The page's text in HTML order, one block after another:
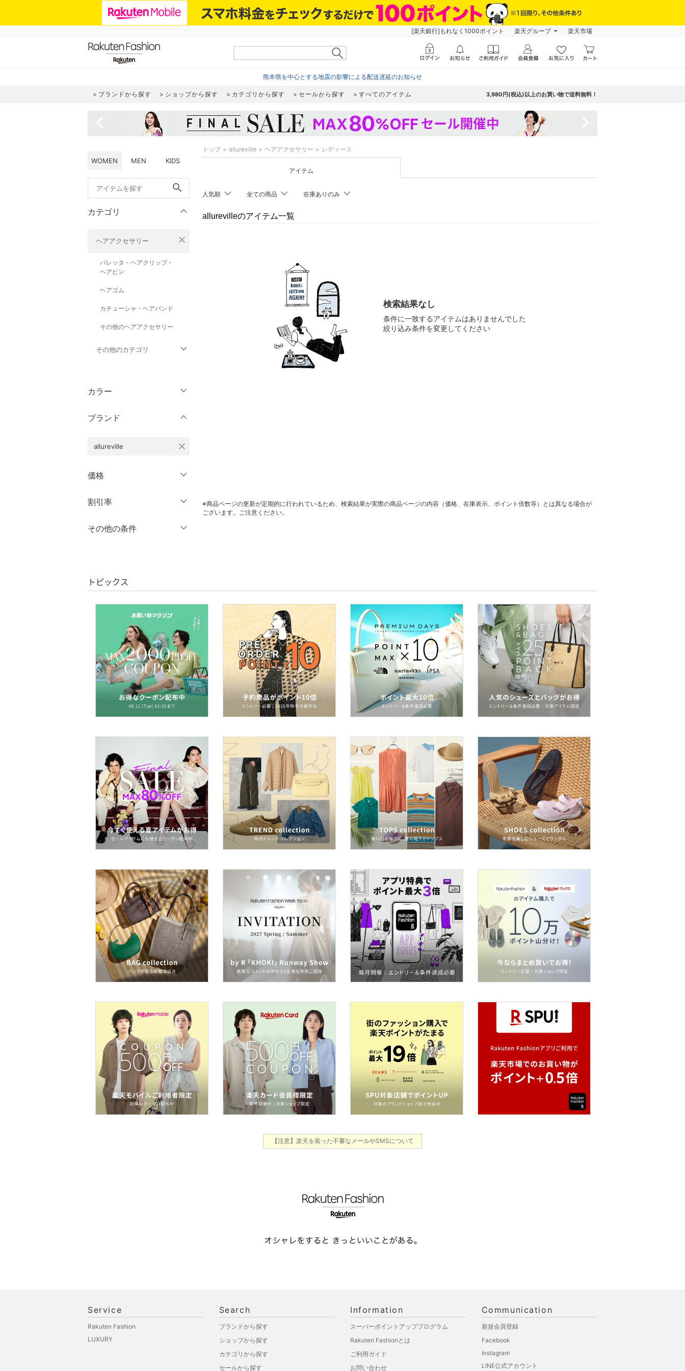
[楽天銀行]もれなく1000ポイント 楽天グループ 楽天市場
熊本県を中心とする地震の影響による配送遅延のお知らせ
ブランドから探す ショップから探す カテゴリから探す セールから探す すべてのアイテム 3,980円(税込)以上のお買い物で送料無料！
WOMEN MEN KIDS
search
カテゴリ
ヘアアクセサリー close
バレッタ・ヘアクリップ・
ヘアピン
ヘアゴム
カチューシャ・ヘアバンド
その他のヘアアクセサリー
その他のカテゴリ
パンツ
ワンピース・ドレス
スカート
ーオール
バッグ
ファッション雑貨
アクセサリー・腕時計
財布・ポーチ・ケース
マタニティウェア・ベビ
スーツ・フォーマル
水着・スイムグッズ
着物・浴衣・和装小物
スキンケア
ベースメイク
メイクアップ
ネイル
ボディケア・オーラルケ
ア
ヘアケア
フレグランス
メイク道具・美容器具
コフレ・キット・セット
食器・調理器具・キッチ
ン用品
インテリア・生活雑貨
スマホグッズ・オーディ
カラー
クリア
ブランド
allureville close
価格
絞り込み
割引率
％OFF～ ％OFF
その他の条件
クリア 絞り込み
トップ allureville ヘアアクセサリー レディース
アイテム
人気順 全ての商品 在庫ありのみ
allurevilleのアイテム一覧
検索結果なし
条件に一致するアイテムはありませんでした
絞り込み条件を変更してください
※商品ページの更新が定期的に行われているため、検索結果が実際の商品ページの内容（価格、在庫表示、ポイント倍数等）とは異なる場合が
ございます。ご注意ください。
トピックス
【注意】楽天を装った不審なメールやSMSについて
Service
Rakuten Fashion
LUXURY
Search
ブランドから探す
ショップから探す
カテゴリから探す
セールから探す
Information
スーパーポイントアッププログラム
Rakuten Fashionとは
ご利用ガイド
お問い合わせ
Communication
新規会員登録
Facebook
Instagram
LINE公式アカウント